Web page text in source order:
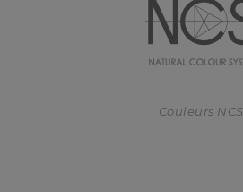
Couleurs NCS